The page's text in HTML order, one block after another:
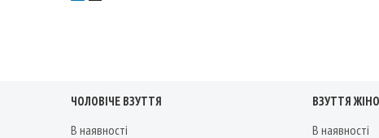
ЧОЛОВІЧЕ ВЗУТТЯ
В наявності
ВЗУТТЯ
В наявності